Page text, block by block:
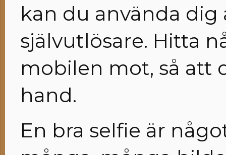
kan du använda dig
självutlösare. Hitta
mobilen mot, så att
hand.
En bra selfie är